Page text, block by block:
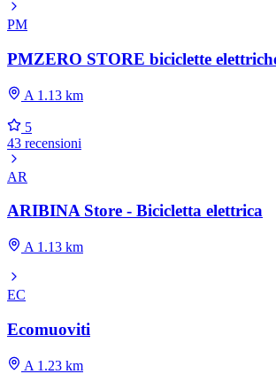
PM
PMZERO STORE biciclette
A 1.13 km
5
43 recensioni
AR
ARIBINA Store - Bicicletta elettrica
A 1.13 km
EC
Ecomuoviti
A 1.23 km